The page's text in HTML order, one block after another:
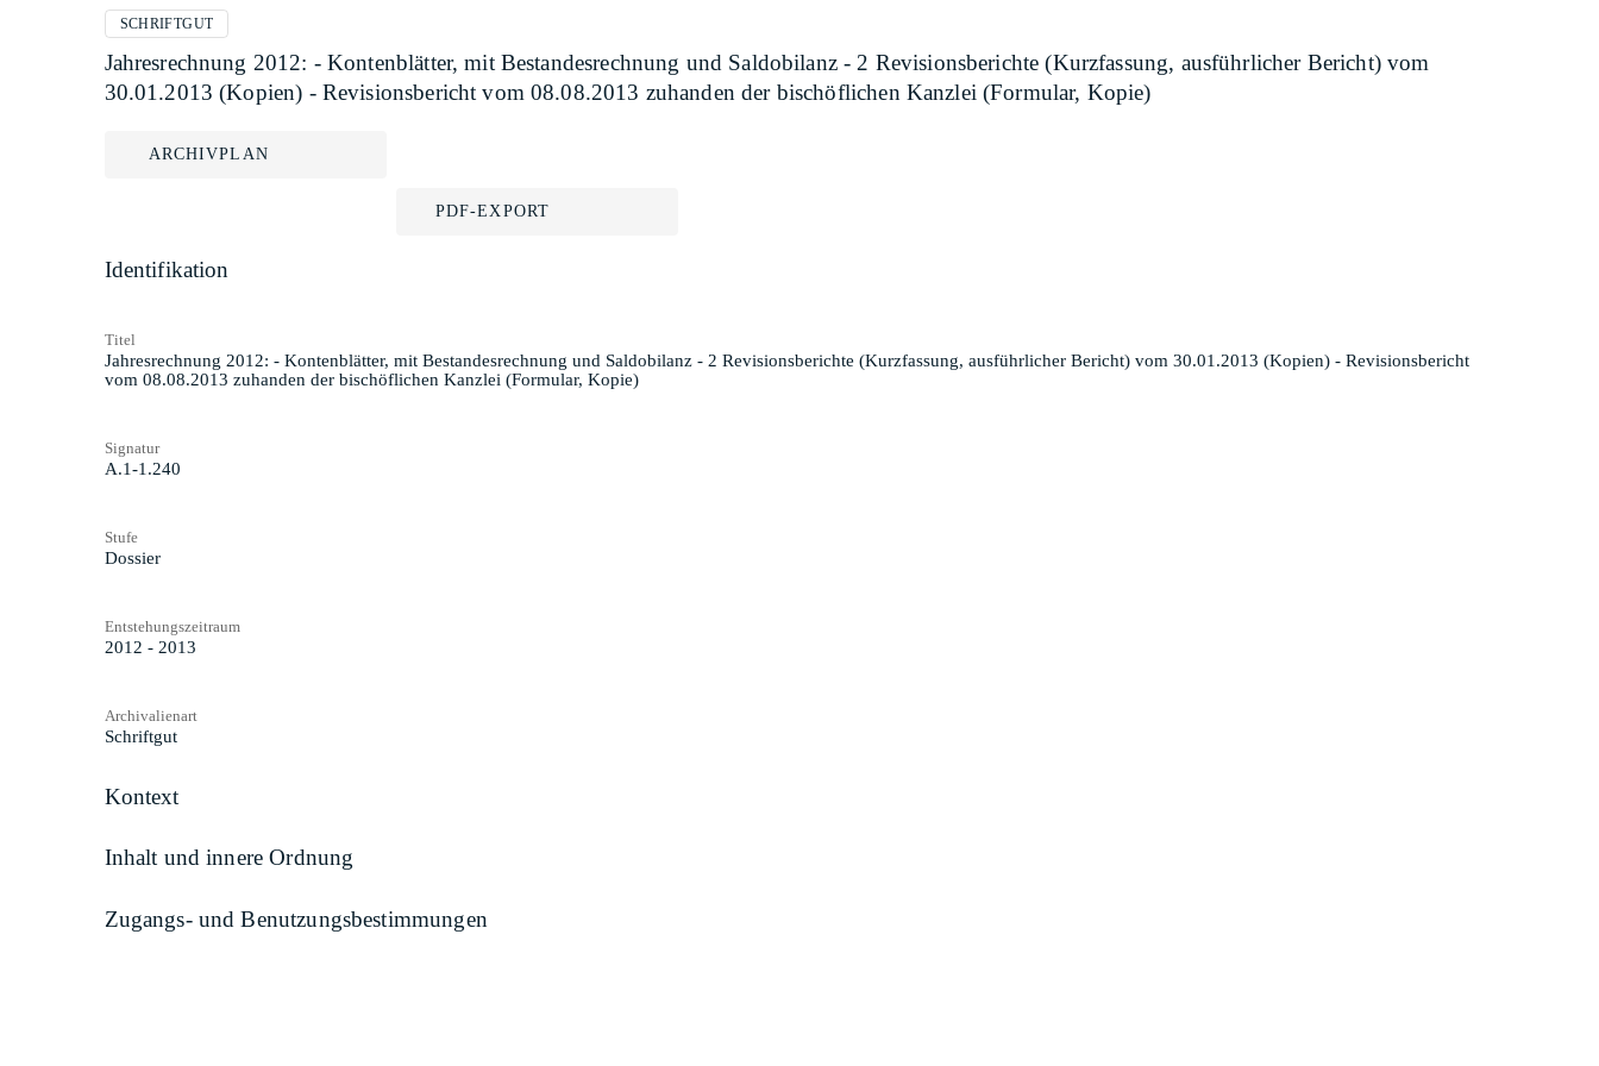
SCHRIFTGUT
Jahresrechnung 2012: - Kontenblätter, mit Bestandesrechnung und Saldobilanz - 2 Revisionsberichte (Kurzfassung, ausführlicher Bericht) vom
30.01.2013 (Kopien) - Revisionsbericht vom 08.08.2013 zuhanden der bischöflichen Kanzlei (Formular, Kopie)
ARCHIVPLAN
PDF-EXPORT
Identifikation
Titel
Jahresrechnung 2012: - Kontenblätter, mit Bestandesrechnung und Saldobilanz - 2 Revisionsberichte (Kurzfassung, ausführlicher Bericht) vom 30.01.2013 (Kopien) - Revisionsbericht
vom 08.08.2013 zuhanden der bischöflichen Kanzlei (Formular, Kopie)
Signatur
A.1-1.240
Stufe
Dossier
Entstehungszeitraum
2012 - 2013
Archivalienart
Schriftgut
Kontext
Inhalt und innere Ordnung
Zugangs- und Benutzungsbestimmungen